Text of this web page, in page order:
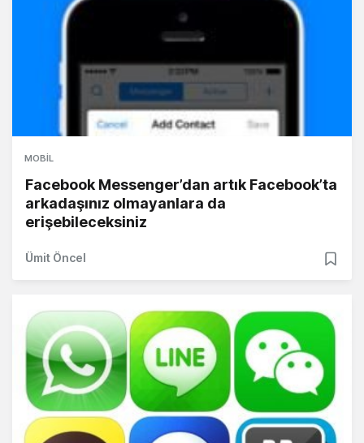
MOBIL
Facebook Messenger’dan artık Facebook’ta
arkadaşınız olmayanlara da
erişebileceksiniz
Ümit Öncel